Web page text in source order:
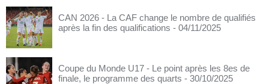
CAN 2026 - La CAF change le nombre de qualifiés
après la fin des qualifications - 04/11/2025
Coupe du Monde U17 - Le point après les 8es de
finale, le programme des quarts - 30/10/2025